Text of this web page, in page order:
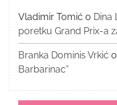
Vladimir Tomić o Dina
poretku Grand Prix-a
Branka Dominis Vrkić o
Barbarinac”